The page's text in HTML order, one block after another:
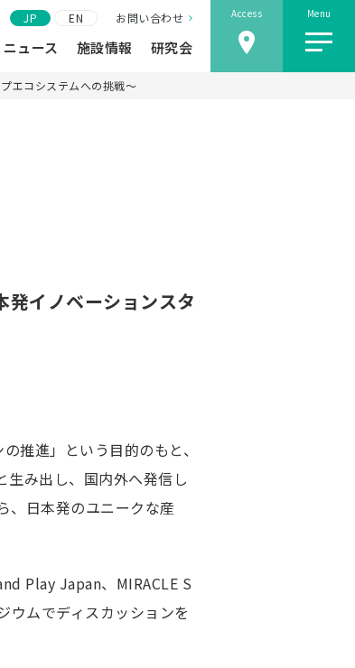
JP EN お問い合わせ
ニュース 施設情報 研究会
Access Menu
へ
研究会
エコシステムへの挑戦～
イノベーションスタ
推進」という目的のもと、
生み出し、国内外へ発信し
、日本発のユニークな産
Play Japan、MIRACLE S
ウムでディスカッションを